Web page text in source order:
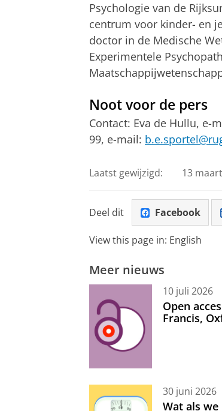
Psychologie van de
centrum voor kinder- en
doctor in de Medische
Experimentele
Noot voor de pers
Contact: Eva de Hullu, e-
99, e-mail:
Laatst gewijzigd: 13
Deel dit Facebook
View this page in: English
Meer nieuws
10 juli 2026
Open
Francis,
30 juni 2026
Wat als